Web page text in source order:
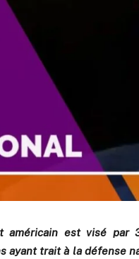
américain est visé
ayant trait à la défense